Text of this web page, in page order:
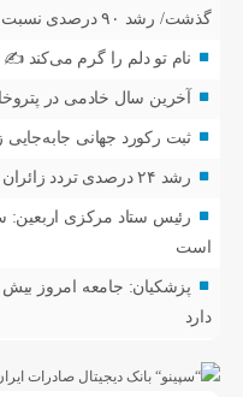
گذشت/ رشد ۹۰ درصدی نسبت به مدت مشابه سال گذشته
نام تو دلم را گرم می‌کند ✍️
آخرین سال خادمی در
ثبت رکورد جهانی جابه‌جایی
رشد ۲۴ درصدی تردد زائران در اربعین از مرز مهران
است
پزشکیان: جامعه امروز بیش
دارد